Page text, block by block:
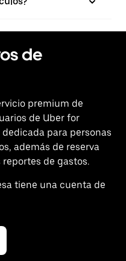
de
premium de
de Uber for
para personas
además de reserva
de gastos.
tiene una cuenta de